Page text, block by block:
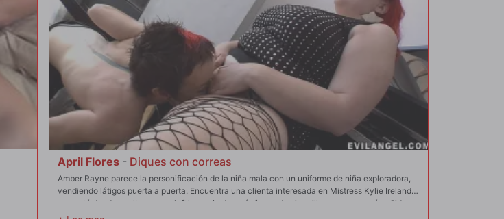
April Flores - Diques con correas
Amber Rayne parece la personificación de la niña mala con un uniforme de niña exploradora,
vendiendo látigos puerta a puerta. Encuentra una clienta interesada en Mistress Kylie Ireland,
que está dando vueltas por su loft/espacio de orgía fumando cigarrillos con un corsé ceñido a
la cintura. Por supuesto, Mistress Kylie quiere probar la mercancía... ¡y ver si también le gusta